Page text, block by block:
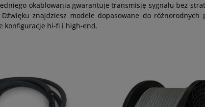
okablowania gwarantuje transmisję sygnału bez
znajdziesz modele dopasowane do
konfiguracje hi-fi i high-end.